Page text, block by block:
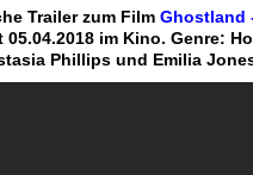
Trailer zum Film Ghostland
05.04.2018 im Kino. Genre:
Phillips und Emilia